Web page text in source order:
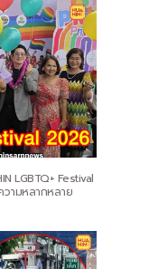
LGBTQ+ Festival
ามหลากหลาย